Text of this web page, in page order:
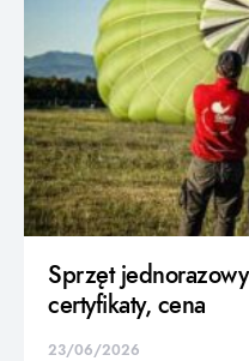
Sprzęt
certyfikaty, cena
23/06/2026